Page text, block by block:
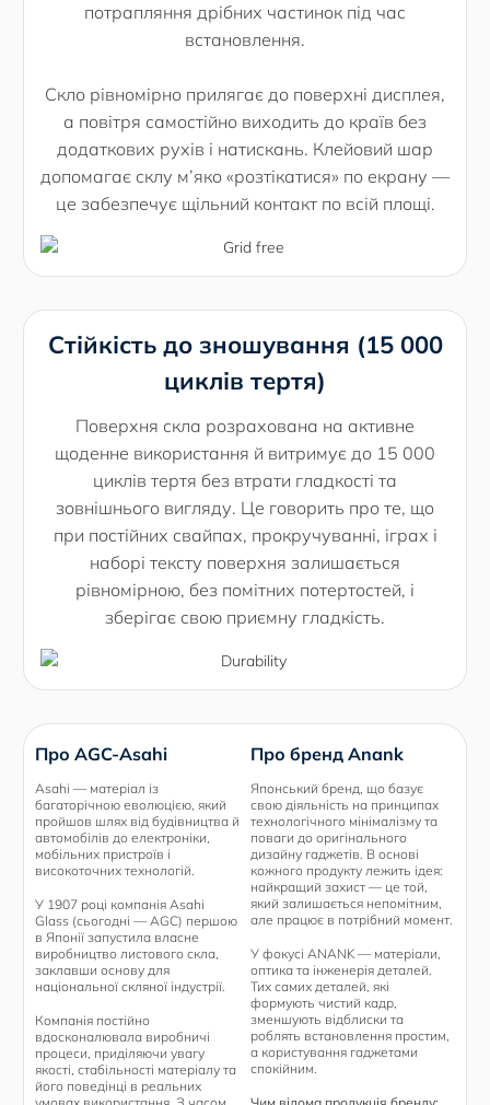
потрапляння дрібних частинок під час
встановлення.
Скло рівномірно прилягає до поверхні дисплея,
а повітря самостійно виходить до країв без
додаткових рухів і натискань. Клейовий шар
допомагає склу м’яко «розтікатися» по екрану —
це забезпечує щільний контакт по всій площі.
Стійкість до зношування (15 000
циклів тертя)
Поверхня скла розрахована на активне
щоденне використання й витримує до 15 000
циклів тертя без втрати гладкості та
зовнішнього вигляду. Це говорить про те, що
при постійних свайпах, прокручуванні, іграх і
наборі тексту поверхня залишається
рівномірною, без помітних потертостей, і
зберігає свою приємну гладкість.
Про AGC-Asahi
Asahi — матеріал із
багаторічною еволюцією, який
пройшов шлях від будівництва й
автомобілів до електроніки,
мобільних пристроїв і
високоточних технологій.
У 1907 році компанія Asahi
Glass (сьогодні — AGC) першою
в Японії запустила власне
виробництво листового скла,
заклавши основу для
національної скляної індустрії.
Компанія постійно
вдосконалювала виробничі
процеси, приділяючи увагу
якості, стабільності матеріалу та
його поведінці в реальних
Про бренд Anank
Японський бренд, що базує
свою діяльність на принципах
технологічного мінімалізму та
поваги до оригінального
дизайну гаджетів. В основі
кожного продукту лежить ідея:
найкращий захист — це той,
який залишається непомітним,
але працює в потрібний момент.
У фокусі ANANK — матеріали,
оптика та інженерія деталей.
Тих самих деталей, які
формують чистий кадр,
зменшують відблиски та
роблять встановлення простим,
а користування гаджетами
спокійним.